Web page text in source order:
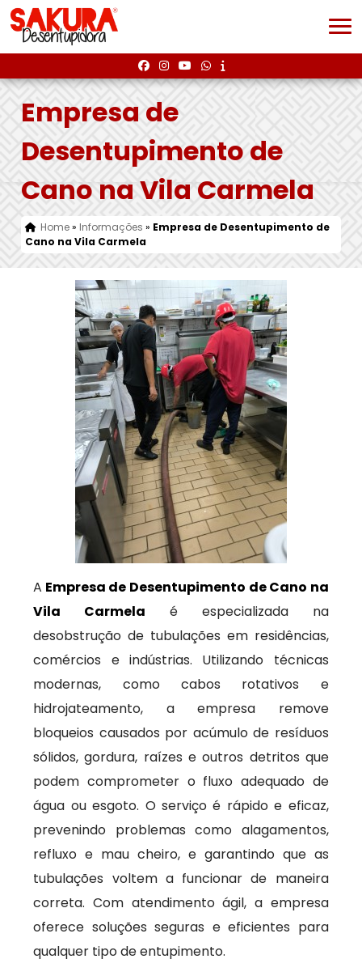
Empresa de
Desentupimento de
Cano na Vila Carmela
Home» Informações » Empresa de Desentupimento de
Cano na Vila Carmela
A Empresa de Desentupimento de Cano na
Vila Carmela é especializada na
desobstrução de tubulações em residências,
comércios e indústrias. Utilizando técnicas
modernas, como cabos rotativos e
hidrojateamento, a empresa remove
bloqueios causados por acúmulo de resíduos
sólidos, gordura, raízes e outros detritos que
podem comprometer o fluxo adequado de
água ou esgoto. O serviço é rápido e eficaz,
prevenindo problemas como alagamentos,
refluxo e mau cheiro, e garantindo que as
tubulações voltem a funcionar de maneira
correta. Com atendimento ágil, a empresa
oferece soluções seguras e eficientes para
qualquer tipo de entupimento.